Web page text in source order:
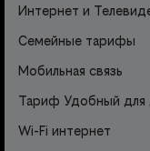
Интернет и
Семейные тарифы
Мобильная связь
Тариф Удобный для
Wi-Fi интернет